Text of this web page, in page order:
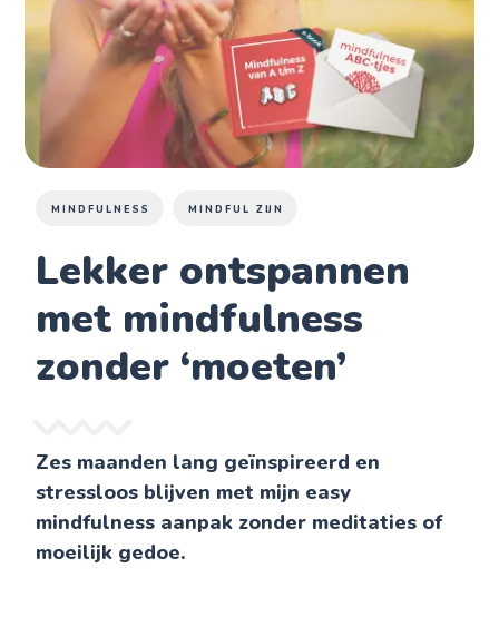
MINDFULNESS MINDFUL ZIJN
Lekker ontspannen
met mindfulness
zonder ‘moeten’
Zes maanden lang geïnspireerd en
stressloos blijven met mijn easy
mindfulness aanpak zonder meditaties of
moeilijk gedoe.